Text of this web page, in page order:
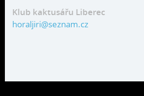
Klub kaktusářu Liberec
horaljiri@seznam.cz